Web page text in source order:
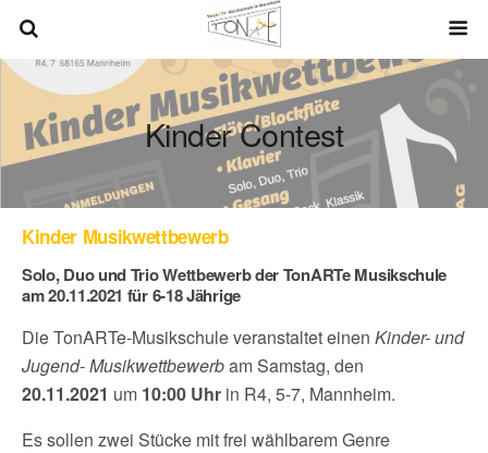
Kinder Contest
Kinder Musikwettbewerb
Solo, Duo und Trio Wettbewerb der TonARTe Musikschule
am 20.11.2021 für 6-18 Jährige
Die TonARTe-Musikschule veranstaltet einen Kinder- und
Jugend- Musikwettbewerbam Samstag, den
20.11.2021 um 10:00 Uhr in R4, 5-7, Mannheim.
Es sollen zwei Stücke mit frei wählbarem Genre